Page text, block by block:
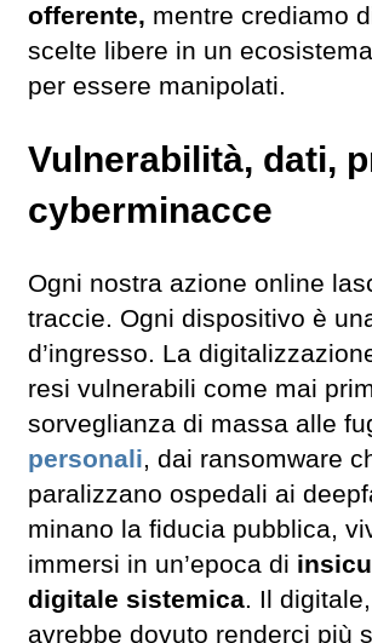
offerente, mentre crediamo
scelte libere in un
per essere manipolati.
Vulnerabilità, dati,
cyberminacce
Ogni nostra azione online
traccie. Ogni dispositivo è
d’ingresso. La
resi vulnerabili come mai
sorveglianza di massa alle
personali, dai ransomware
paralizzano ospedali ai
minano la fiducia pubblica,
immersi in un’epoca di
digitale sistemica. Il
avrebbe dovuto renderci più